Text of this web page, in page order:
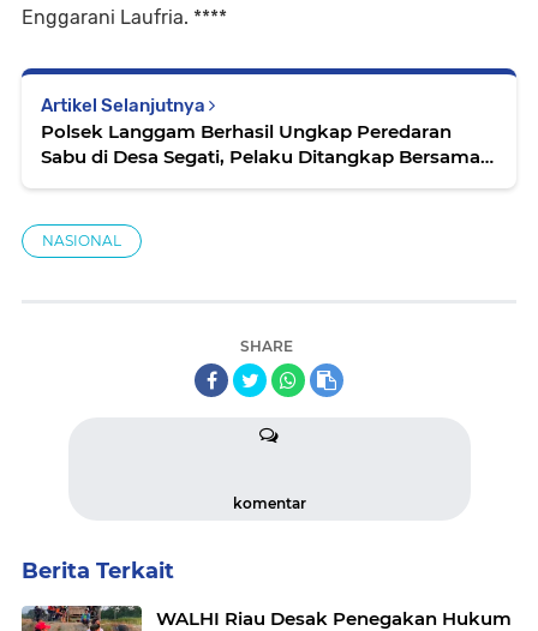
Enggarani Laufria. ****
Artikel Selanjutnya
Polsek Langgam Berhasil Ungkap Peredaran
Sabu di Desa Segati, Pelaku Ditangkap Bersama
NASIONAL
SHARE
komentar
Berita Terkait
WALHI Riau Desak Penegakan Hukum